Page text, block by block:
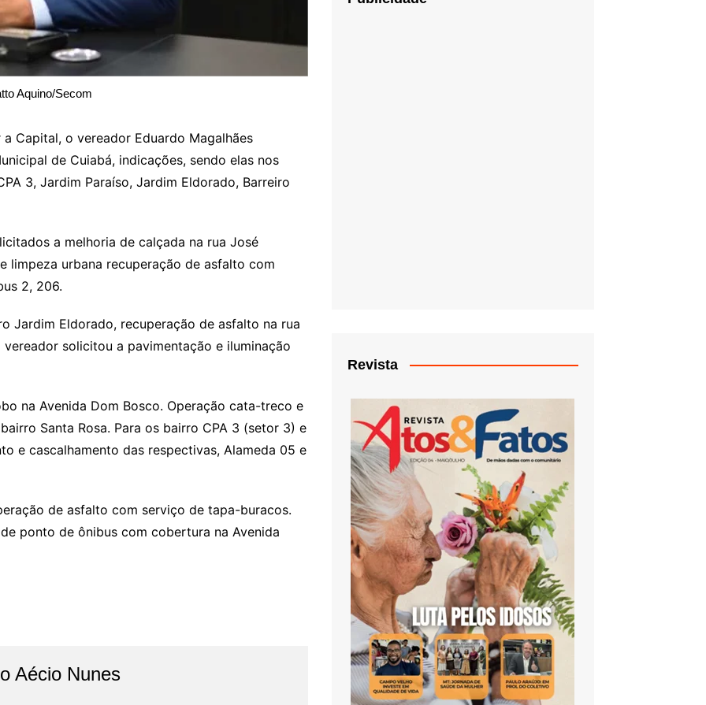
Aquino/Secom
Capital, o vereador Eduardo Magalhães
de Cuiabá, indicações, sendo elas nos
3, Jardim Paraíso, Jardim Eldorado, Barreiro
a melhoria de calçada na rua José
limpeza urbana recuperação de asfalto com
2, 206.
Jardim Eldorado, recuperação de asfalto na rua
solicitou a pavimentação e iluminação
na Avenida Dom Bosco. Operação cata-treco e
Santa Rosa. Para os bairro CPA 3 (setor 3) e
e cascalhamento das respectivas, Alameda 05 e
de asfalto com serviço de tapa-buracos.
ponto de ônibus com cobertura na Avenida
Aécio Nunes
Revista